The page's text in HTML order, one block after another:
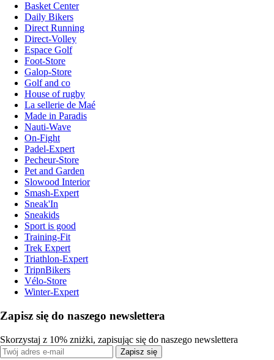
Basket Center
Daily Bikers
Direct Running
Direct-Volley
Espace Golf
Foot-Store
Galop-Store
Golf and co
House of rugby
La sellerie de Maé
Made in Paradis
Nauti-Wave
On-Fight
Padel-Expert
Pecheur-Store
Pet and Garden
Slowood Interior
Smash-Expert
Sneak'In
Sneakids
Sport is good
Training-Fit
Trek Expert
Triathlon-Expert
TripnBikers
Vélo-Store
Winter-Expert
Zapisz się do naszego newslettera
Skorzystaj z 10% zniżki, zapisując się do naszego newslettera
Zapisz się